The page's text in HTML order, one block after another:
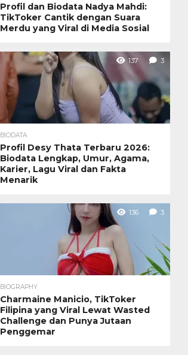
Profil dan Biodata Nadya Mahdi:
TikToker Cantik dengan Suara
Merdu yang Viral di Media Sosial
137 3
BIODATA
Profil Desy Thata Terbaru 2026:
Biodata Lengkap, Umur, Agama,
Karier, Lagu Viral dan Fakta
Menarik
136 3
BIOGRAPHY
Charmaine Manicio, TikToker
Filipina yang Viral Lewat Wasted
Challenge dan Punya Jutaan
Penggemar